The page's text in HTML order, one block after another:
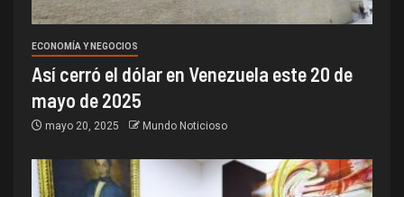
ECONOMÍA Y NEGOCIOS
Así cerró el dólar en Venezuela este 20 de
mayo de 2025
mayo 20, 2025 Mundo Noticioso